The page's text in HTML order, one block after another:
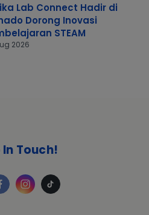
Lab Connect Hadir di
Dorong Inovasi
STEAM
2026
In Touch!